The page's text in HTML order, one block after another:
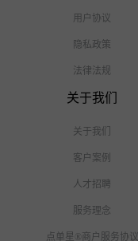
用户协议
隐私政策
法律法规
关于我们
关于我们
客户案例
人才招聘
服务理念
点单星®商户服务协议